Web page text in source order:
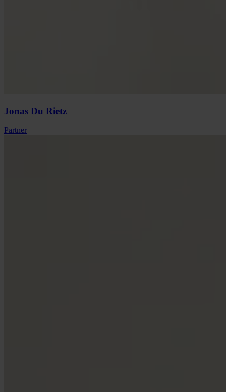
Jonas Du Rietz
Partner